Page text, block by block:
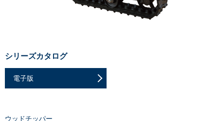
シリーズカタログ
電子版
ウッドチッパー